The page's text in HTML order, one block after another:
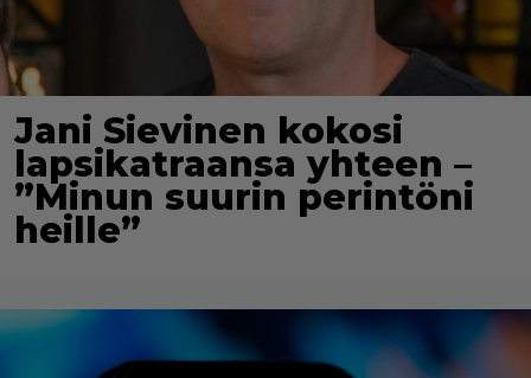
Jani Sievinen kokosi
lapsikatraansa yhteen –
”Minun suurin perintöni
heille”